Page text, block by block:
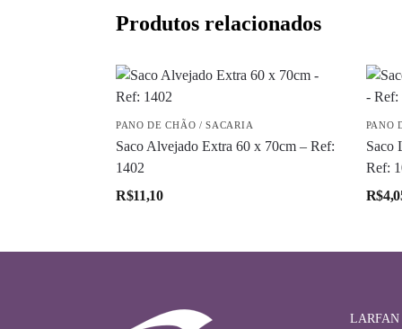
Produtos relacionados
PANO DE CHÃO / SACARIA
Saco Alvejado Extra 60 x 70cm – Ref:
1402
R$11,10
PANO
Saco
Ref:
R$
LARFAN